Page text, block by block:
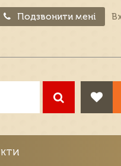
Подзвонити мені